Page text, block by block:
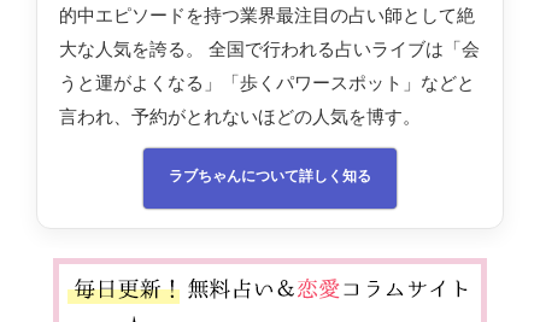
的中エピソードを持つ業界最注目の占い師として絶
大な人気を誇る。 全国で行われる占いライブは「会
うと運がよくなる」「歩くパワースポット」などと
言われ、予約がとれないほどの人気を博す。
ラブちゃんについて詳しく知る